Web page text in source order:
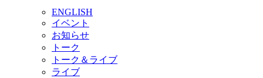
ENGLISH
イベント
お知らせ
トーク
トーク＆ライブ
ライブ